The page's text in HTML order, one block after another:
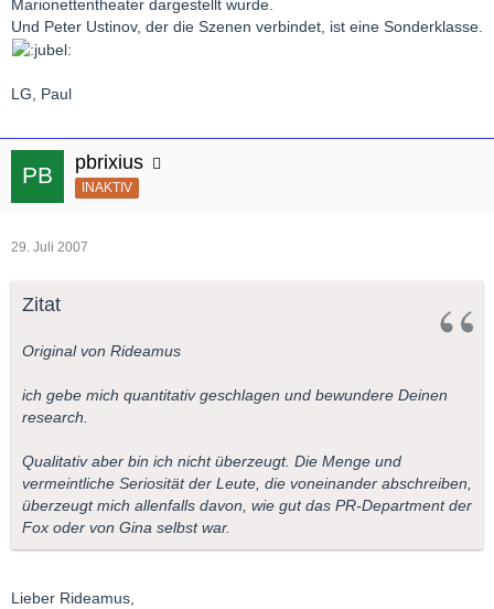
Marionettentheater dargestellt wurde.
Und Peter Ustinov, der die Szenen verbindet, ist eine Sonderklasse.
LG, Paul
pbrixius
INAKTIV
29. Juli 2007
Zitat
Original von Rideamus
ich gebe mich quantitativ geschlagen und bewundere Deinen
research.
Qualitativ aber bin ich nicht überzeugt. Die Menge und
vermeintliche Seriosität der Leute, die voneinander abschreiben,
überzeugt mich allenfalls davon, wie gut das PR-Department der
Fox oder von Gina selbst war.
Lieber Rideamus,